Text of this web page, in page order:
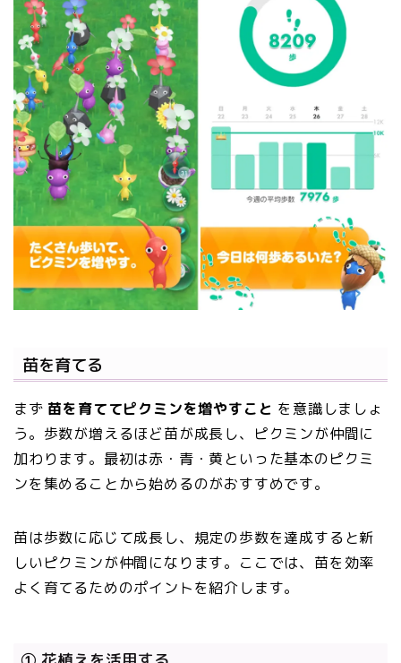
苗を育てる
まず 苗を育ててピクミンを増やすこと を意識しましょ
う。歩数が増えるほど苗が成長し、ピクミンが仲間に
加わります。最初は赤・青・黄といった基本のピクミ
ンを集めることから始めるのがおすすめです。
苗は歩数に応じて成長し、規定の歩数を達成すると新
しいピクミンが仲間になります。ここでは、苗を効率
よく育てるためのポイントを紹介します。